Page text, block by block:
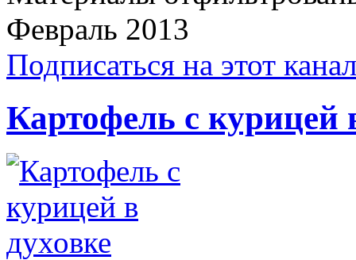
Февраль 2013
Подписаться на этот
Картофель с курицей